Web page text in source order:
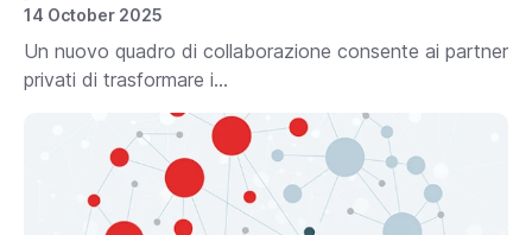
14 October 2025
Un nuovo quadro di collaborazione consente ai partner
privati di trasformare i...